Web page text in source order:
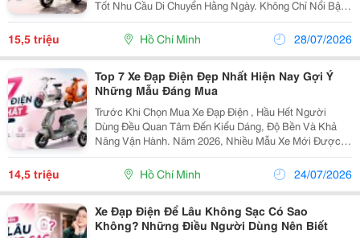
Tốt Nhu Cầu Di Chuyển Hằng Ngày. Không Chỉ Nổi Bật
Về Ngoại Hình, Các Mẫu Xe Còn Được Trang Bị Nhiều
Công Nghệ Tiện Ích Giúp Người Dùng Có Trải Nghiệm...
15,5 triệu Hồ Chí Minh 28/07/2026
Top 7 Xe Đạp Điện Đẹp Nhất Hiện Nay Gợi Ý
Những Mẫu Đáng Mua
Trước Khi Chọn Mua Xe Đạp Điện , Hầu Hết Người
Dùng Đều Quan Tâm Đến Kiểu Dáng, Độ Bền Và Khả
Năng Vận Hành. Năm 2026, Nhiều Mẫu Xe Mới Được
Nâng Cấp Về Thiết Kế Lẫn Công Nghệ, Đáp Ứng Tốt
Nhu Cầu Của Học Sinh, Sinh Viên Và Người Đi Làm.
Dưới Đây Là...
14,5 triệu Hồ Chí Minh 24/07/2026
Xe Đạp Điện Để Lâu Không Sạc Có Sao
Không? Những Điều Người Dùng Nên Biết